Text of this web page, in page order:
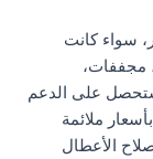
سواء كانت
مجففات،
ستحصل على الدعم
قطع الغيار الأصلية بنسبة 100%، بأسعار ملائمة
الأعطال